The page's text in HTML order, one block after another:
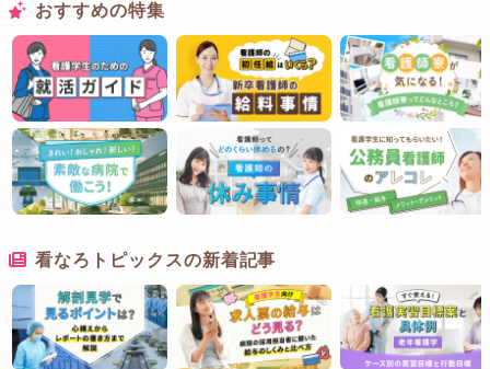
おすすめの特集
看なろトピックスの新着記事